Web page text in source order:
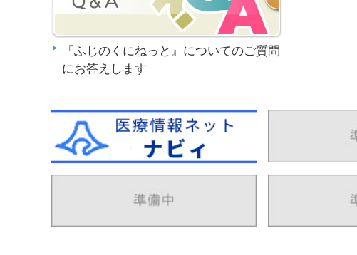
『ふじのくにねっと』についてのご質問
にお答えします